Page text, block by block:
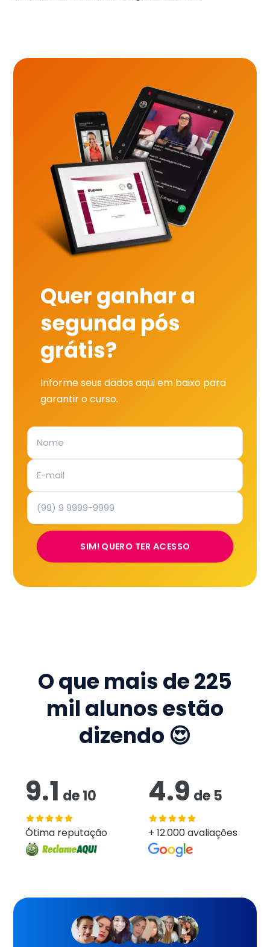
Quer ganhar a
segunda pós
grátis?
Informe seus dados aqui em baixo para
garantir o curso.
SIM! QUERO TER ACESSO
O que mais de225
mil alunos estão
dizendo 😍
9.1 de10
Ótima reputação
4.9 de 5
+ 12.000 avaliações